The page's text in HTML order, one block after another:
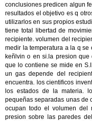
conclusiones predicen algun
resultados el objetivo es q
utilizarlos en sus propios
tiene total libertad de
recipiente. volumen del
medir la temperatura a la q
keñlvin o en si.la presion
que lo contiene se mide en
un gas depende del
encuentra. los cientificos
los estados de la materia.
pequeñas separadas unas de
ocupan todo el volumen del
presion sobre las paredes